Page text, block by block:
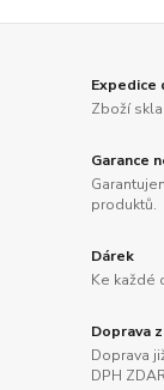
Expedice
Zboží
Garance
produktů.
Dárek
Ke každé
Doprava
Doprava
DPH